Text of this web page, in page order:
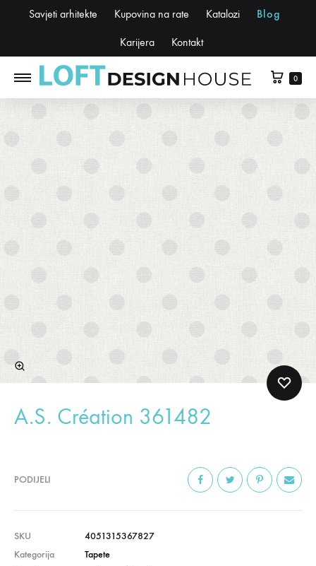
Savjeti arhitekte Kupovina na rate Katalozi Blog
Karijera Kontakt
0
A.S. Création 361482
PODIJELI
SKU
4051315367827
Kategorija
Tapete